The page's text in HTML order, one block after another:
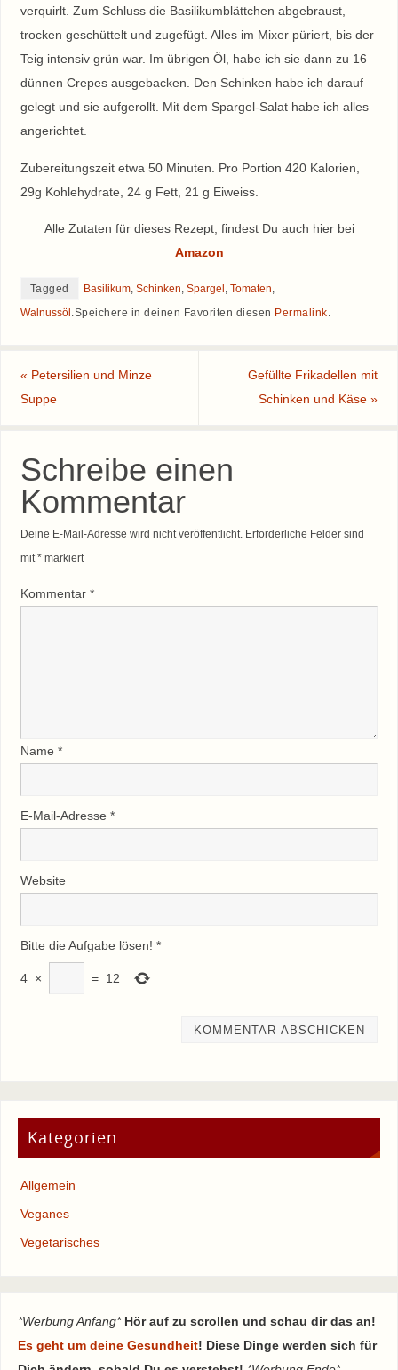
verquirlt. Zum Schluss die Basilikumblättchen abgebraust,
trocken geschüttelt und zugefügt. Alles im Mixer püriert, bis der
Teig intensiv grün war. Im übrigen Öl, habe ich sie dann zu 16
dünnen Crepes ausgebacken. Den Schinken habe ich darauf
gelegt und sie aufgerollt. Mit dem Spargel-Salat habe ich alles
angerichtet.
Zubereitungszeit etwa 50 Minuten. Pro Portion 420 Kalorien,
29g Kohlehydrate, 24 g Fett, 21 g Eiweiss.
Alle Zutaten für dieses Rezept, findest Du auch hier bei
Amazon
Tagged Basilikum, Schinken, Spargel , Tomaten,
Walnussöl .Speichere in deinen Favoriten diesen Permalink.
« Petersilien und Minze
Suppe
Gefüllte Frikadellen mit
Schinken und Käse»
Schreibe einen
Kommentar
Deine E-Mail-Adresse wird nicht veröffentlicht. Erforderliche Felder sind
mit*markiert
Kommentar *
Name *
E-Mail-Adresse *
Website
Bitte die Aufgabe lösen! *
4 × = 12
Kategorien
Allgemein
Veganes
Vegetarisches
*Werbung Anfang* Hör auf zu scrollen und schau dir das an!
Es geht um deine Gesundheit! Diese Dinge werden sich für